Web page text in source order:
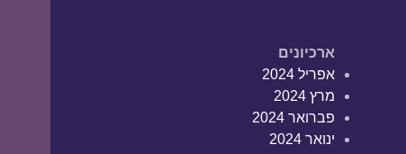
ארכיונים
אפריל 2024
מרץ 2024
פברואר 2024
ינואר 2024